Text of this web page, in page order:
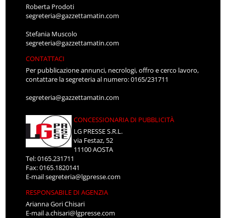
Roberta Prodoti
segreteria@gazzettamatin.com
Stefania Muscolo
segreteria@gazzettamatin.com
CONTATTACI
Per pubblicazione annunci, necrologi, offro e cerco lavoro,
contattare la segreteria al numero: 0165/231711
segreteria@gazzettamatin.com
CONCESSIONARIA DI PUBBLICITÀ
LG PRESSE S.R.L.
via Festaz, 52
11100 AOSTA
Tel: 0165.231711
Fax: 0165.1820141
E-mailsegreteria@lgpresse.com
RESPONSABILE DI AGENZIA
Arianna Gori Chisari
E-maila.chisari@lgpresse.com